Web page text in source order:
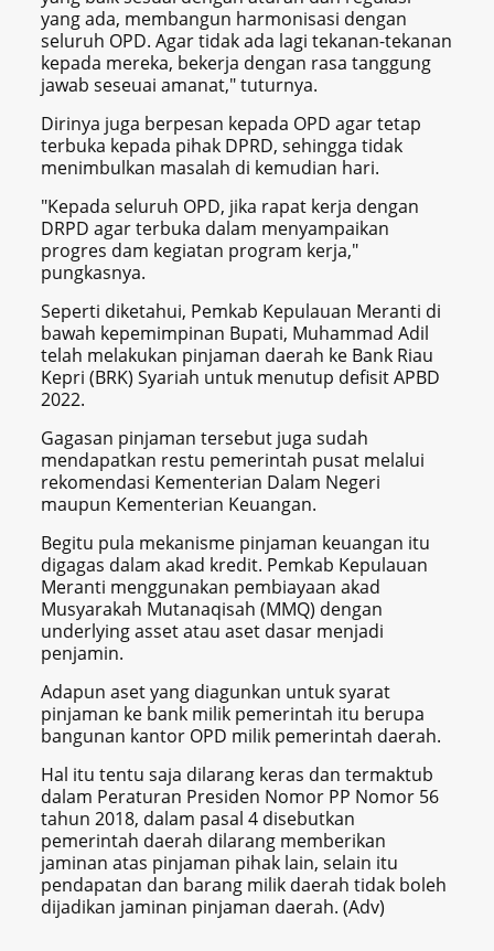
yang ada, membangun harmonisasi dengan
seluruh OPD. Agar tidak ada lagi tekanan-tekanan
kepada mereka, bekerja dengan rasa tanggung
jawab seseuai amanat," tuturnya.
Dirinya juga berpesan kepada OPD agar tetap
terbuka kepada pihak DPRD, sehingga tidak
menimbulkan masalah di kemudian hari.
"Kepada seluruh OPD, jika rapat kerja dengan
DRPD agar terbuka dalam menyampaikan
progres dam kegiatan program kerja,"
pungkasnya.
Seperti diketahui, Pemkab Kepulauan Meranti di
bawah kepemimpinan Bupati, Muhammad Adil
telah melakukan pinjaman daerah ke Bank Riau
Kepri (BRK) Syariah untuk menutup defisit APBD
2022.
Gagasan pinjaman tersebut juga sudah
mendapatkan restu pemerintah pusat melalui
rekomendasi Kementerian Dalam Negeri
maupun Kementerian Keuangan.
Begitu pula mekanisme pinjaman keuangan itu
digagas dalam akad kredit. Pemkab Kepulauan
Meranti menggunakan pembiayaan akad
Musyarakah Mutanaqisah (MMQ) dengan
underlying asset atau aset dasar menjadi
penjamin.
Adapun aset yang diagunkan untuk syarat
pinjaman ke bank milik pemerintah itu berupa
bangunan kantor OPD milik pemerintah daerah.
Hal itu tentu saja dilarang keras dan termaktub
dalam Peraturan Presiden Nomor PP Nomor 56
tahun 2018, dalam pasal 4 disebutkan
pemerintah daerah dilarang memberikan
jaminan atas pinjaman pihak lain, selain itu
pendapatan dan barang milik daerah tidak boleh
dijadikan jaminan pinjaman daerah. (Adv)